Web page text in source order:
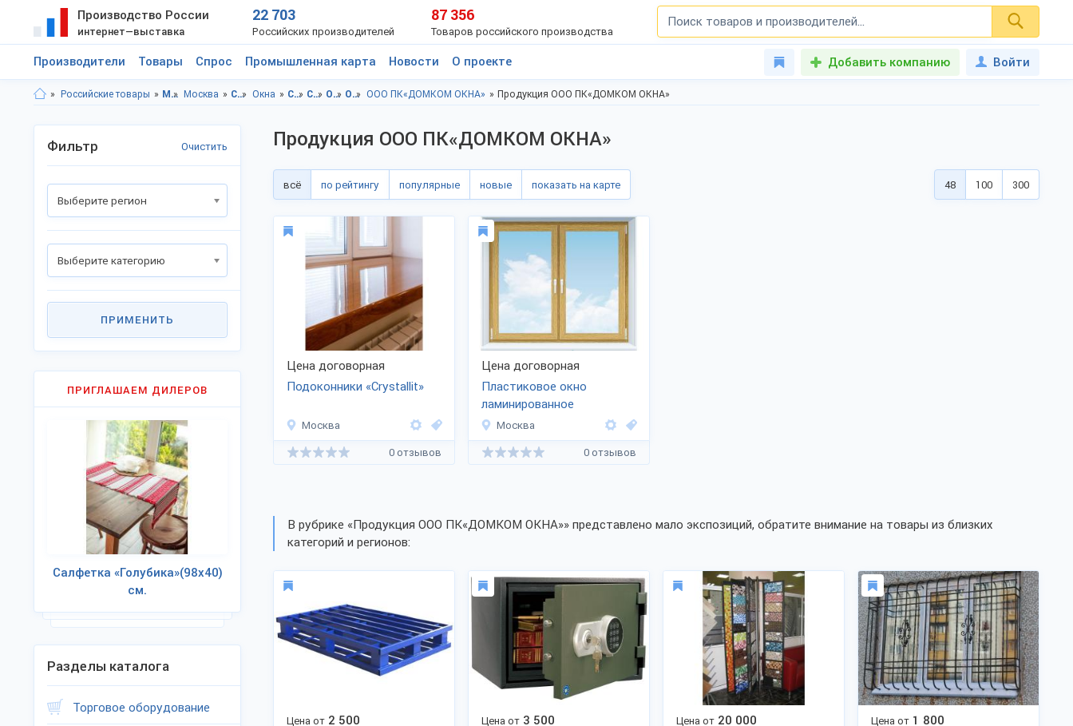
Производство России
интернет—выставка
22 703
Российских производителей
87 356
Товаров российского производства
Производители Товары Спрос Промышленная карта Новости О проекте Добавить компанию Войти
Российские товары Московская область Москва Строительство и ремонт Окна Строительство и ремонт, Московская область Строительство и ремонт, г.Москва Окна, Московская область Окна, г.Москва ООО ПК«ДОМКОМ ОКНА» Продукция ООО ПК«ДОМКОМ ОКНА»
Продукция ООО ПК«ДОМКОМ ОКНА»
всё по рейтингу популярные новые показать на карте 48 100 300
Цена договорная
Подоконники «Crystallit»
Москва
0 отзывов
Цена договорная
Пластиковое окно
ламинированное
«Натуральный дуб»
Москва
0 отзывов
В рубрике «Продукция ООО ПК«ДОМКОМ ОКНА»» представлено мало экспозиций, обратите внимание на товары из близких
категорий и регионов:
Цена от 2 500
Цена от 3 500
Цена от 20 000
Цена от 1 800
Фильтр Очистить
Выберите регион
Выберите категорию
ПРИМЕНИТЬ
ПРИГЛАШАЕМ ДИЛЕРОВ
Салфетка «Голубика»(98х40)
см.
Разделы каталога
Торговое оборудование